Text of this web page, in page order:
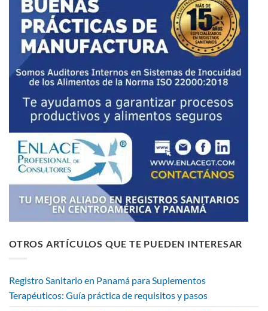
OTROS ARTÍCULOS QUE TE PUEDEN INTERESAR
Registro Sanitario en Panamá para Suplementos
Terapéuticos: Guía práctica de requisitos y pasos